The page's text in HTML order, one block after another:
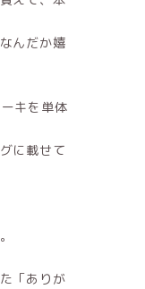
んだか嬉
キを単体
に載せて
「ありが